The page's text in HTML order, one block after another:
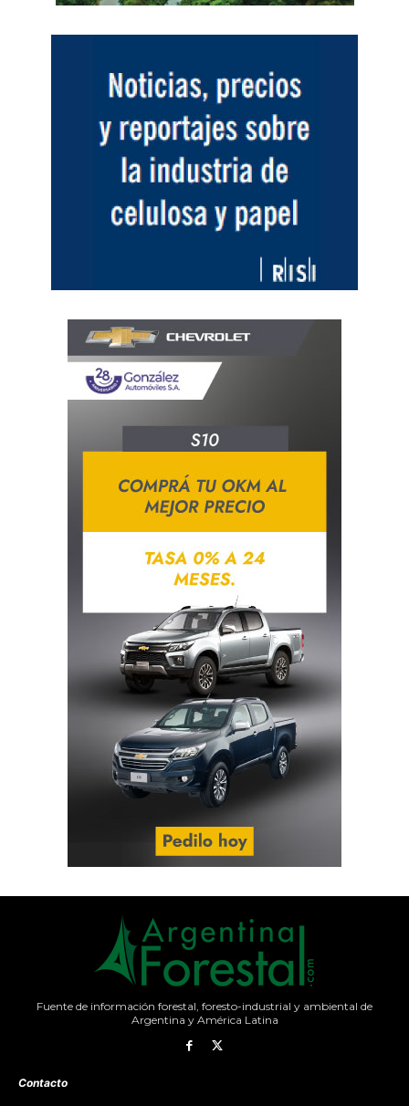
Fuente de información forestal, foresto-industrial y ambiental de
Argentina y América Latina
Contacto